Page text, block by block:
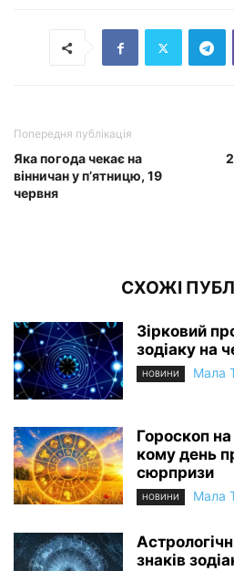
Попередня публікація
Яка погода чекає на
вінничан у п’ятницю, 19
червня
СХОЖІ
Зірковий
зодіаку на
НОВИНИ Мала
Гороскоп
кому день
сюрпризи
НОВИНИ Мала
знаків